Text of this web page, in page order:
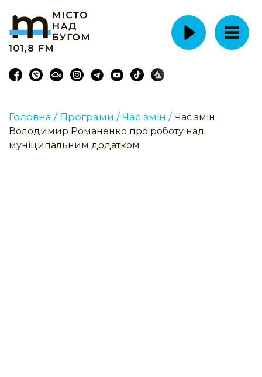
Головна / Програми / Час змін / Час змін:
Володимир Романенко про роботу над
муніципальним додатком